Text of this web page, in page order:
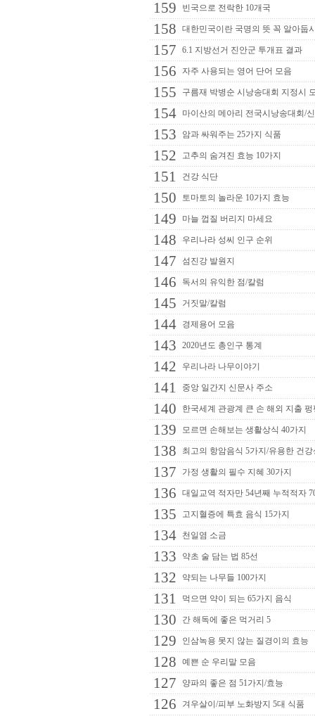
159 빈국으로 전락한 10개국
158 대한민국이란 국명의 뜻 꼭 알아둡
157 6.1 지방선거 진안군 투개표 결과
156 자주 사용되는 영어 단어 모음
155 구름재 박병순 시낭송대회 지정시
154 마이산의 메아리 전국시낭송대회/
153 암과 싸워주는 25가지 식품
152 고추의 숨겨진 효능 10가지
151 건강 식단
150 토마토의 놀라운 10가지 효능
149 마늘 껍질 버리지 마세요
148 우리나라 성씨 인구 순위
147 섬진강 발원지
146 독서의 유익한 점/칼럼
145 거짓말/칼럼
144 경제용어 모음
143 2020년도 총인구 통계
142 우리나라 나무이야기
141 중앙 일간지 신문사 주소
140 한국세계 관광계 큰 손 해외 지출 펑
139 모르면 손해보는 생활상식 40가지
138 최고의 항암음식 5가지/유용한 건강
137 가정 생활의 필수 지혜 30가지
136 대일교역 적자만 54년째 누적적자
135 고지혈증에 특효 음식 15가지
134 천일염 소금
133 약초 술 담는 법 85선
132 약되는 나무들 100가지
131 먹으면 약이 되는 65가지 음식
130 간 해독에 좋은 먹거리 5
129 인삼녹용 못지 않는 질경이의 효능
128 예쁜 순 우리말 모음
127 양파의 좋은 점 51가지/효능
126 겨우살이/피부 노화방지 5대 식품